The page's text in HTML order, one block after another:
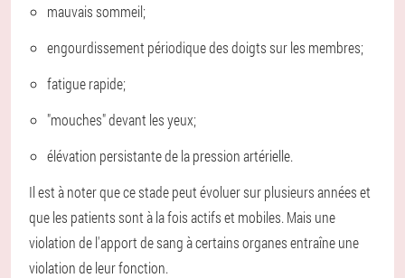
mauvais sommeil;
engourdissement périodique des doigts sur les membres;
fatigue rapide;
"mouches" devant les yeux;
élévation persistante de la pression artérielle.
Il est à noter que ce stade peut évoluer sur plusieurs années et
que les patients sont à la fois actifs et mobiles. Mais une
violation de l'apport de sang à certains organes entraîne une
violation de leur fonction.